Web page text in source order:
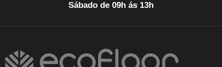
Sábado de 09h ás 13h